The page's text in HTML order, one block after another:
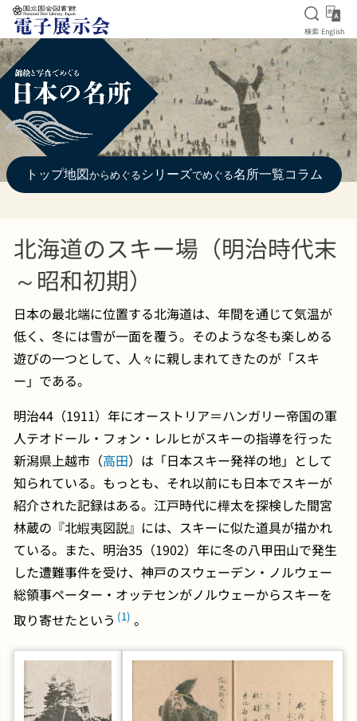
本文へ移動
検索を
検索 English
トップ地図 からめぐる シリーズでめぐる名所一覧コラム
北海道のスキー場（明治時代末
～昭和初期）
日本の最北端に位置する北海道は、年間を通じて気温が
低く、冬には雪が一面を覆う。そのような冬も楽しめる
遊びの一つとして、人々に親しまれてきたのが「スキ
ー」である。
明治44（1911）年にオーストリア＝ハンガリー帝国の軍
人テオドール・フォン・レルヒがスキーの指導を行った
新潟県上越市（高田）は「日本スキー発祥の地」として
知られている。もっとも、それ以前にも日本でスキーが
紹介された記録はある。江戸時代に樺太を探検した間宮
林蔵の『北蝦夷図説』には、スキーに似た道具が描かれ
ている。また、明治35（1902）年に冬の八甲田山で発生
した遭難事件を受け、神戸のスウェーデン・ノルウェー
総領事ペーター・オッテセンがノルウェーからスキーを
取り寄せたという (1) 。